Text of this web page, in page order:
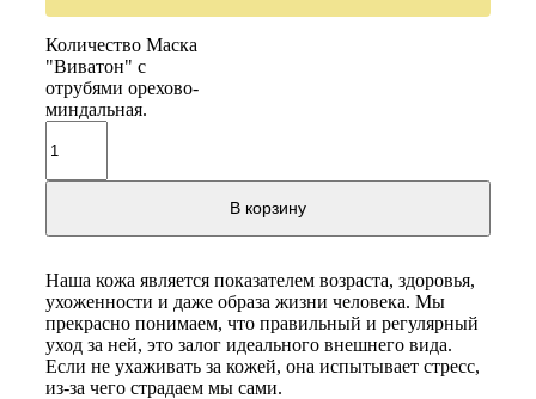
Количество Маска
"Виватон" с
отрубями орехово-
миндальная.
В корзину
Наша кожа является показателем возраста, здоровья,
ухоженности и даже образа жизни человека. Мы
прекрасно понимаем, что правильный и регулярный
уход за ней, это залог идеального внешнего вида.
Если не ухаживать за кожей, она испытывает стресс,
из-за чего страдаем мы сами.